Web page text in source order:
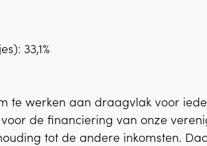
33,1%
te werken aan draagvlak voor
de financiering van onze
tot de andere inkomsten.